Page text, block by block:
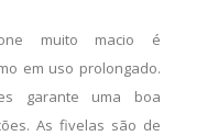
muito macio é
em uso prolongado.
garante uma boa
As fivelas são de